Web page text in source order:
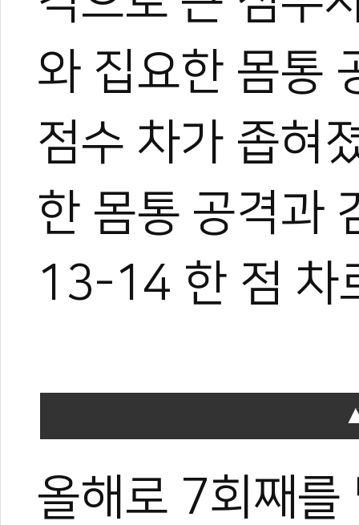
와 집요한 몸통
점수 차가 좁혀
한 몸통 공격과
13-14 한 점 차
올해로 7회째